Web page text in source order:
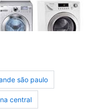
são paulo
central